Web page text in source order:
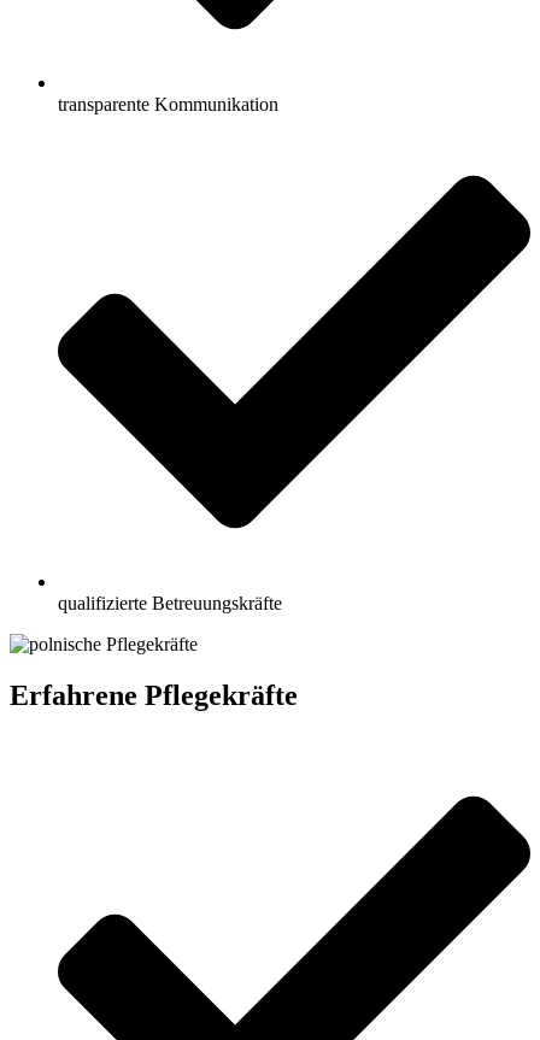
transparente Kommunikation
qualifizierte Betreuungskräfte
Erfahrene Pflegekräfte